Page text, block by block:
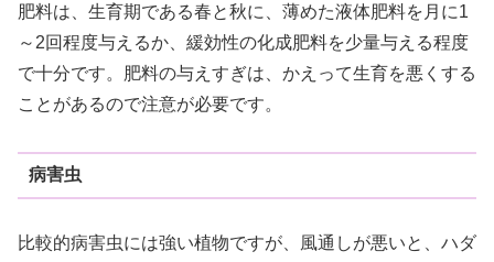
肥料は、生育期である春と秋に、薄めた液体肥料を月に1
～2回程度与えるか、緩効性の化成肥料を少量与える程度
で十分です。肥料の与えすぎは、かえって生育を悪くする
ことがあるので注意が必要です。
病害虫
比較的病害虫には強い植物ですが、風通しが悪いと、ハダ